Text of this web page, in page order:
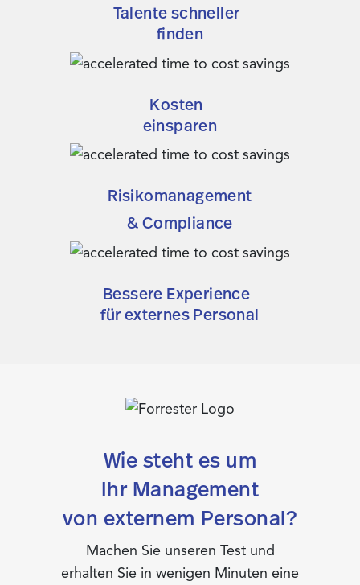
Talente schneller
finden
Kosten
einsparen
Risikomanagement
& Compliance
Bessere Experience
für externes Personal
Wie steht es um
Ihr Management
von externem Personal?
Machen Sie unseren Test und
erhalten Sie in wenigen Minuten eine